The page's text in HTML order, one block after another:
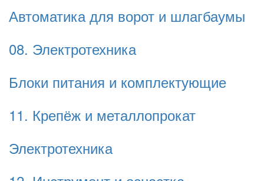
Автоматика для ворот и шлагбаумы
08. Электротехника
Блоки питания и комплектующие
11. Крепёж и металлопрокат
Электротехника